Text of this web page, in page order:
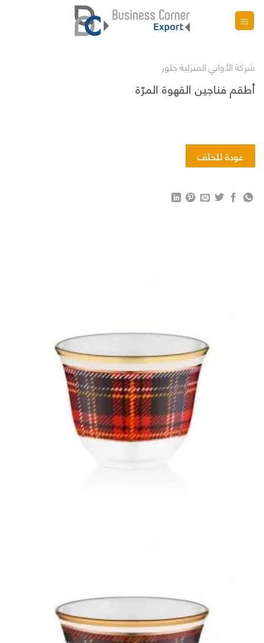
تخطي
للمحتوى
شركة الأواني المنزلية جلور
أطقم فناجين القهوة المرّة
عودة للخلف